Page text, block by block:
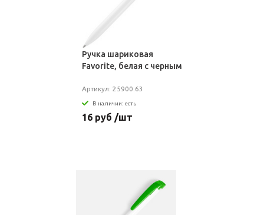
Ручка шариковая
Favorite, белая с черным
Артикул: 25900.63
В наличии: есть
16 руб /шт